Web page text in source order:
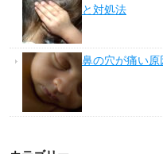
と対処法
鼻の穴が痛い原